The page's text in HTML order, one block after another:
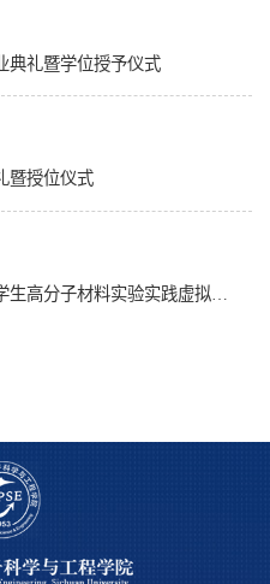
典礼暨学位授予仪式
暨授位仪式